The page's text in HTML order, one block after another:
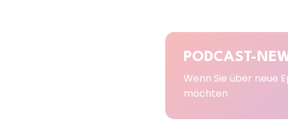
PODCAST-
Wenn Sie über neue
möchten